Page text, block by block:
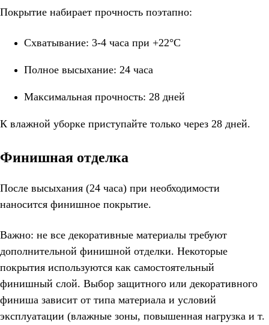
Покрытие набирает прочность поэтапно:
Схватывание: 3-4 часа при +22°C
Полное высыхание: 24 часа
Максимальная прочность: 28 дней
К влажной уборке приступайте только через 28 дней.
Финишная отделка
После высыхания (24 часа) при необходимости
наносится финишное покрытие.
Важно: не все декоративные материалы требуют
дополнительной финишной отделки. Некоторые
покрытия используются как самостоятельный
финишный слой. Выбор защитного или декоративного
финиша зависит от типа материала и условий
эксплуатации (влажные зоны, повышенная нагрузка и т.